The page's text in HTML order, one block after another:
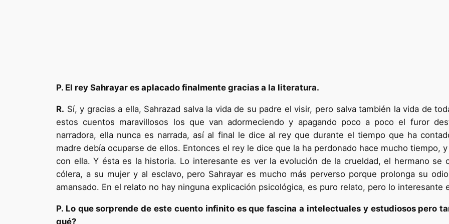
P. El rey Sahrayar es aplacado finalmente gracias a la literatura.
R. Sí, y gracias a ella, Sahrazad salva la vida de su padre el visir, pero salva también la vida de
estos cuentos maravillosos los que van adormeciendo y apagando poco a poco el furor
narradora, ella nunca es narrada, así al final le dice al rey que durante el tiempo que ha
madre debía ocuparse de ellos. Entonces el rey le dice que la ha perdonado hace mucho tiempo,
con ella. Y ésta es la historia. Lo interesante es ver la evolución de la crueldad, el hermano se
cólera, a su mujer y al esclavo, pero Sahrayar es mucho más perverso porque prolonga su
amansado. En el relato no hay ninguna explicación psicológica, es puro relato, pero lo interesante
P. Lo que sorprende de este cuento infinito es que fascina a intelectuales y estudiosos pero
qué?